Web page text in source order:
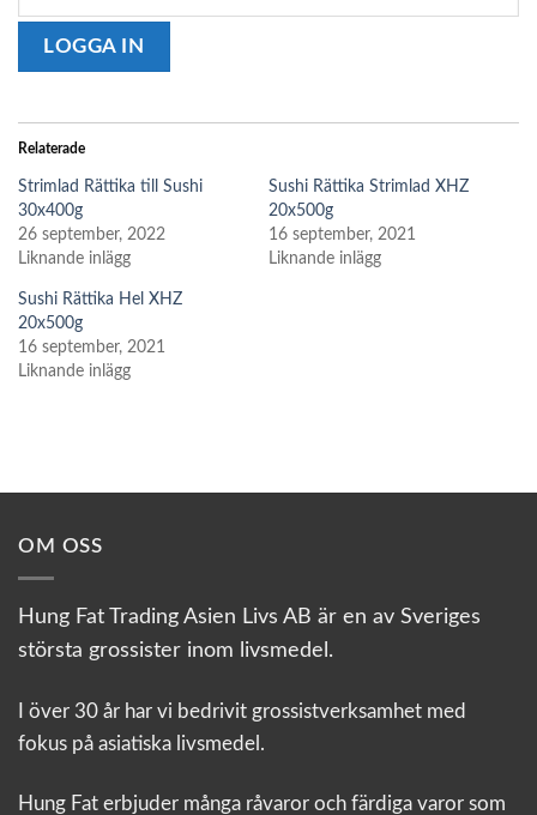
Relaterade
Strimlad Rättika till Sushi
30x400g
26 september, 2022
Liknande inlägg
Sushi Rättika Strimlad XHZ
20x500g
16 september, 2021
Liknande inlägg
Sushi Rättika Hel XHZ
20x500g
16 september, 2021
Liknande inlägg
OM OSS
Hung Fat Trading Asien Livs AB är en av Sveriges
största grossister inom livsmedel.
I över 30 år har vi bedrivit grossistverksamhet med
fokus på asiatiska livsmedel.
Hung Fat erbjuder många råvaror och färdiga varor som